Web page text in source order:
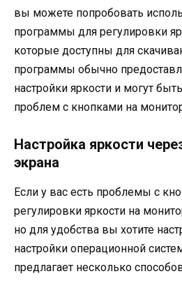
вы можете попробовать
программы для регулировки
которые доступны для
программы обычно
настройки яркости и могут
проблем с кнопками на
Настройка яркости
экрана
Если у вас есть проблемы с
регулировки яркости на
но для удобства вы хотите
настройки операционной
предлагает несколько